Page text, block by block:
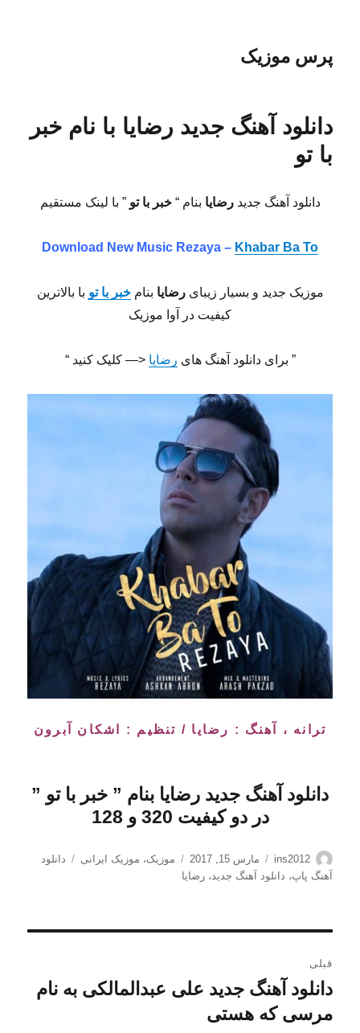
پرس موزیک
دانلود آهنگ جدید رضایا با نام خبر
با تو
دانلود آهنگ جدید رضایا بنام “ خبر با تو” با لینک مستقیم
Download New Music Rezaya – Khabar Ba To
موزیک جدید و بسیار زیبایرضایا بنام خبر با تو با بالاترین
کیفیت در آوا موزیک
” برای دانلود آهنگ های رضایا <— کلیک کنید “
ترانه ، آهنگ : رضایا / تنظیم : اشکان آبرون
دانلود آهنگ جدید رضایا بنام ” خبر با تو ”
در دو کیفیت 320 و 128
نویسنده
ins2012
ارسال
شده
مارس 15, 2017 دسته‌ها
موزیک، موزیک ایرانی برچسب‌ها
دانلود
آهنگ پاپ، دانلود آهنگ جدید،رضایا
نوشته
قبلی
نوشته
قبلی:
دانلود آهنگ جدید علی عبدالمالکی به نام
مرسی که هستی